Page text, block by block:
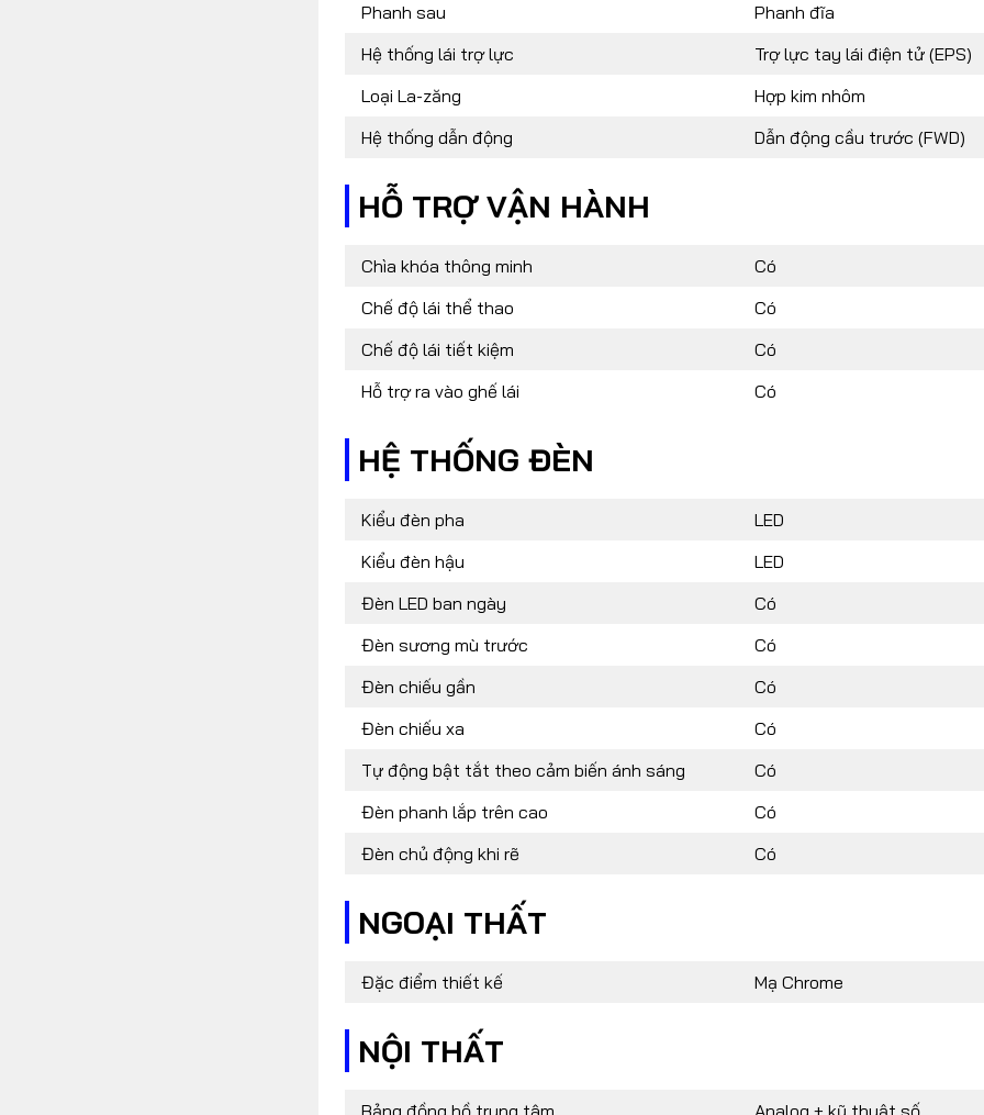
Phanh sau
Phanh đĩa
Hệ thống lái trợ lực
Trợ lực tay lái điện tử (EPS)
Loại La-zăng
Hợp kim nhôm
Hệ thống dẫn động
Dẫn động cầu trước (FWD)
HỖ TRỢ VẬN HÀNH
Chìa khóa thông minh
Có
Chế độ lái thể thao
Có
Chế độ lái tiết kiệm
Có
Hỗ trợ ra vào ghế lái
Có
HỆ THỐNG ĐÈN
Kiểu đèn pha
LED
Kiểu đèn hậu
LED
Đèn LED ban ngày
Có
Đèn sương mù trước
Có
Đèn chiếu gần
Có
Đèn chiếu xa
Có
Tự động bật tắt theo cảm biến ánh sáng
Có
Đèn phanh lắp trên cao
Có
Đèn chủ động khi rẽ
Có
NGOẠI THẤT
Đặc điểm thiết kế Mạ Chrome
NỘI THẤT